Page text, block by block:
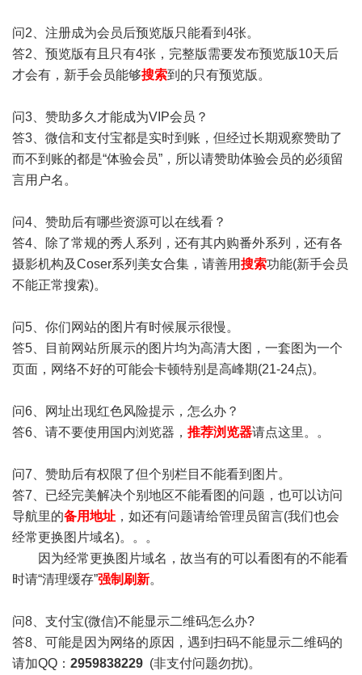
问2、注册成为会员后预览版只能看到4张。
答2、预览版有且只有4张，完整版需要发布预览版10天后
才会有，新手会员能够搜索到的只有预览版。
问3、赞助多久才能成为VIP会员？
答3、微信和支付宝都是实时到账，但经过长期观察赞助了
而不到账的都是“体验会员”，所以请赞助体验会员的必须留
言用户名。
问4、赞助后有哪些资源可以在线看？
答4、除了常规的秀人系列，还有其内购番外系列，还有各
摄影机构及Coser系列美女合集，请善用搜索功能(新手会员
不能正常搜索)。
问5、你们网站的图片有时候展示很慢。
答5、目前网站所展示的图片均为高清大图，一套图为一个
页面，网络不好的可能会卡顿特别是高峰期(21-24点)。
问6、网址出现红色风险提示，怎么办？
答6、请不要使用国内浏览器， 推荐浏览器请点这里。。
问7、赞助后有权限了但个别栏目不能看到图片。
答7、已经完美解决个别地区不能看图的问题，也可以访问
导航里的备用地址 ，如还有问题请给管理员留言(我们也会
经常更换图片域名)。。。
因为经常更换图片域名，故当有的可以看图有的不能看
时请“清理缓存”强制刷新。
问8、支付宝(微信)不能显示二维码怎么办?
答8、可能是因为网络的原因，遇到扫码不能显示二维码的
请加QQ： 2959838229 (非支付问题勿扰)。